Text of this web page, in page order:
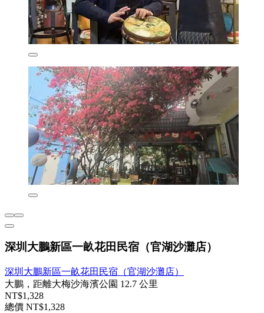
深圳大鵬新區一畝花田民宿（官湖沙灘店）
深圳大鵬新區一畝花田民宿（官湖沙灘店）
大鵬，距離大梅沙海濱公園 12.7 公里
NT$1,328
總價 NT$1,328